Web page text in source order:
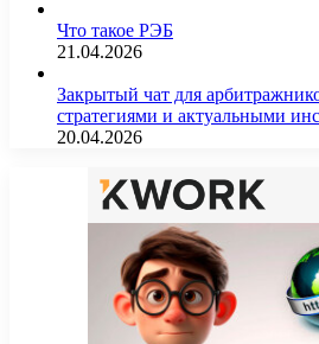
Что такое РЭБ
21.04.2026
Закрытый чат для
стратегиями и актуальными
20.04.2026